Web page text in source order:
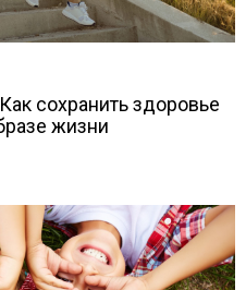
сохранить здоровье
жизни